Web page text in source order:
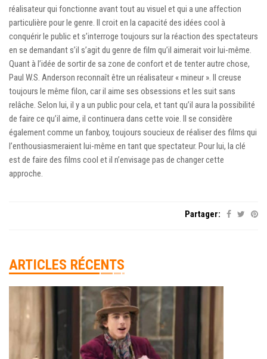
réalisateur qui fonctionne avant tout au visuel et qui a une affection
particulière pour le genre. Il croit en la capacité des idées cool à
conquérir le public et s’interroge toujours sur la réaction des spectateurs
en se demandant s’il s’agit du genre de film qu’il aimerait voir lui-même.
Quant à l’idée de sortir de sa zone de confort et de tenter autre chose,
Paul W.S. Anderson reconnaît être un réalisateur « mineur ». Il creuse
toujours le même filon, car il aime ses obsessions et les suit sans
relâche. Selon lui, il y a un public pour cela, et tant qu’il aura la possibilité
de faire ce qu’il aime, il continuera dans cette voie. Il se considère
également comme un fanboy, toujours soucieux de réaliser des films qui
l’enthousiasmeraient lui-même en tant que spectateur. Pour lui, la clé
est de faire des films cool et il n’envisage pas de changer cette
approche.
Partager:
ARTICLES RÉCENTS